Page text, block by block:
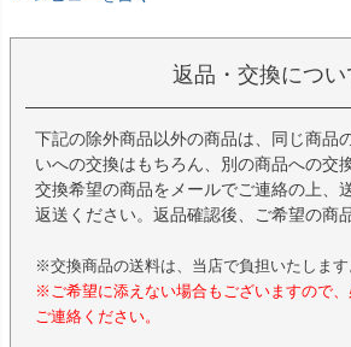
返品・交換につい
下記の除外商品以外の商品は、同じ商品
いへの交換はもちろん、別の商品への交
交換希望の商品をメールでご連絡の上、
返送ください。返品確認後、ご希望の商
※交換商品の送料は、当店で負担いたします
※ご希望に添えない場合もございますので
ご連絡ください。